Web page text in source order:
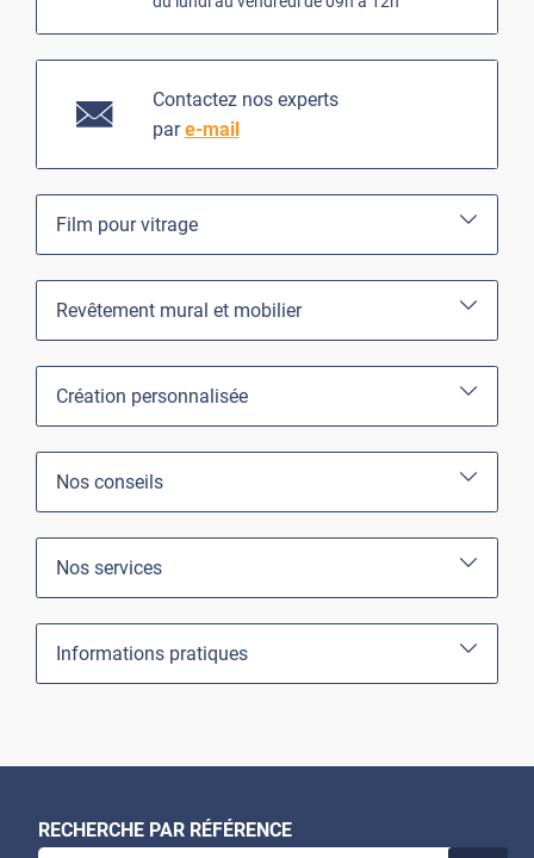
Contactez nos experts
pare-mail
Film pour vitrage
Revêtement mural et mobilier
Création personnalisée
Nos conseils
Nos services
Informations pratiques
RECHERCHE PAR RÉFÉRENCE